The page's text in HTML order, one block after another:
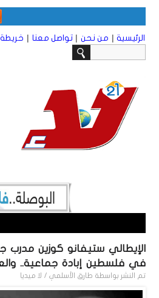
الرئيسية | من نحن | تواصل معنا |
الإيطالي ستيفانو كوزين مدرب
في فلسطين إبادة جماعية..
تم النشر بواسطة طارق الأسلمي / لا ميديا